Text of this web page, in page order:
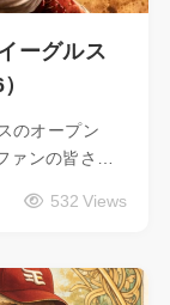
ーグルス
のオープン
ァンの皆さ…
532 Views